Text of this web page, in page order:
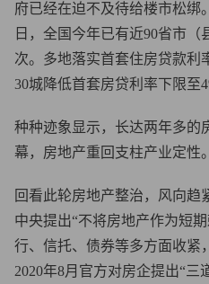
府已经在迫不及待给楼市松绑
日，全国今年已有近90省市（
次。多地落实首套住房贷款利
30城降低首套房贷利率下限至
种种迹象显示，长达两年多的
幕，房地产重回支柱产业定性。
回看此轮房地产整治，风向趋
中央提出“不将房地产作为短
行、信托、债券等多方面收紧
2020年8月官方对房企提出“三